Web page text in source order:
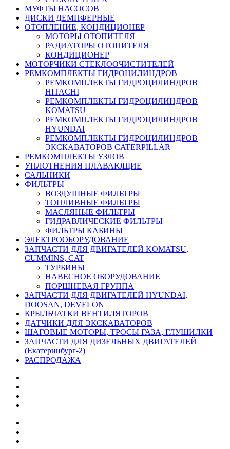
МУФТЫ НАСОСОВ
ДИСКИ ДЕМПФЕРНЫЕ
ОТОПЛЕНИЕ, КОНДИЦИОНЕР
МОТОРЫ ОТОПИТЕЛЯ
РАДИАТОРЫ ОТОПИТЕЛЯ
КОНДИЦИОНЕР
МОТОРЧИКИ СТЕКЛООЧИСТИТЕЛЕЙ
РЕМКОМПЛЕКТЫ ГИДРОЦИЛИНДРОВ
РЕМКОМПЛЕКТЫ ГИДРОЦИЛИНДРОВ
HITACHI
РЕМКОМПЛЕКТЫ ГИДРОЦИЛИНДРОВ
KOMATSU
РЕМКОМПЛЕКТЫ ГИДРОЦИЛИНДРОВ
HYUNDAI
РЕМКОМПЛЕКТЫ ГИДРОЦИЛИНДРОВ
ЭКСКАВАТОРОВ CATERPILLAR
РЕМКОМПЛЕКТЫ УЗЛОВ
УПЛОТНЕНИЯ ПЛАВАЮЩИЕ
САЛЬНИКИ
ФИЛЬТРЫ
ВОЗДУШНЫЕ ФИЛЬТРЫ
ТОПЛИВНЫЕ ФИЛЬТРЫ
МАСЛЯНЫЕ ФИЛЬТРЫ
ГИДРАВЛИЧЕСКИЕ ФИЛЬТРЫ
ФИЛЬТРЫ КАБИНЫ
ЭЛЕКТРООБОРУДОВАНИЕ
ЗАПЧАСТИ ДЛЯ ДВИГАТЕЛЕЙ KOMATSU,
CUMMINS, CAT
ТУРБИНЫ
НАВЕСНОЕ ОБОРУДОВАНИЕ
ПОРШНЕВАЯ ГРУППА
ЗАПЧАСТИ ДЛЯ ДВИГАТЕЛЕЙ HYUNDAI,
DOOSAN, DEVELON
КРЫЛЬЧАТКИ ВЕНТИЛЯТОРОВ
ДАТЧИКИ ДЛЯ ЭКСКАВАТОРОВ
ШАГОВЫЕ МОТОРЫ, ТРОСЫ ГАЗА, ГЛУШИЛКИ
ЗАПЧАСТИ ДЛЯ ДИЗЕЛЬНЫХ ДВИГАТЕЛЕЙ
(Екатеринбург-2)
РАСПРОДАЖА